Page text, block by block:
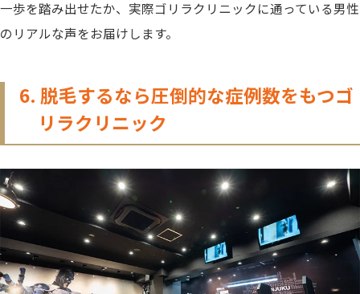
一歩を踏み出せたか、実際ゴリラクリニックに通っている男性
のリアルな声をお届けします。
6. 脱毛するなら圧倒的な症例数をもつゴ
リラクリニック